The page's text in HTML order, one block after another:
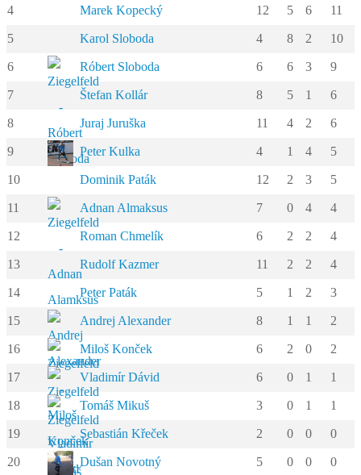
4 Marek Kopecký 12 5 6 11
5 Karol Sloboda 4 8 2 10
6 Róbert Sloboda 6 6 3 9
7 Štefan Kollár 8 5 1 6
8 Juraj Juruška 11 4 2 6
9 Peter Kulka 4 1 4 5
10 Dominik Paták 12 2 3 5
11 Adnan Almaksus 7 0 4 4
12 Roman Chmelík 6 2 2 4
13 Rudolf Kazmer 11 2 2 4
14 Peter Paták 5 1 2 3
15 Andrej Alexander 8 1 1 2
16 Miloš Konček 6 2 0 2
17 Vladimír Dávid 6 0 1 1
18 Tomáš Mikuš 3 0 1 1
19 Sebastián Křeček 2 0 0 0
20 Dušan Novotný 5 0 0 0